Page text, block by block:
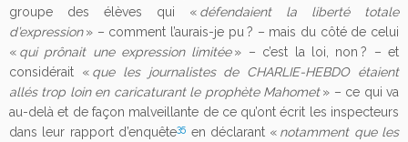
groupe des élèves qui « défendaient la liberté totale
d’expression» – comment l’aurais-je pu ? – mais du côté de celui
« qui prônait une expression limitée» – c’est la loi, non ? – et
considérait « que les journalistes de CHARLIE-HEBDO étaient
allés trop loin en caricaturant le prophète Mahomet» – ce qui va
au-delà et de façon malveillante de ce qu’ont écrit les inspecteurs
dans leur rapport d’enquête35 en déclarant « notamment que les